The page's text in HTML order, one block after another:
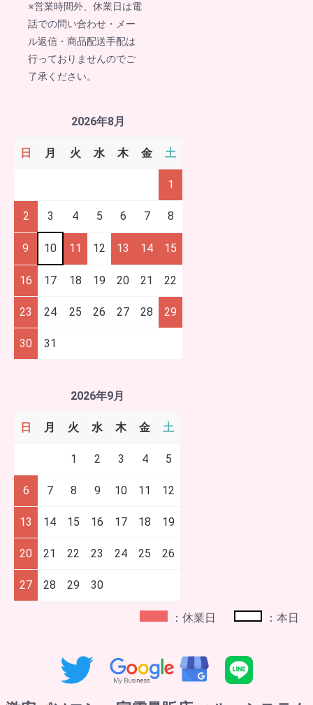
※営業時間外、休業日は電
話での問い合わせ・メー
ル返信・商品配送手配は
行っておりませんのでご
了承ください。
2026年8月
日 月 火 水 木 金 土
1
2 3 4 5 6 7 8
9 10 11 12 13 14 15
16 17 18 19 20 21 22
23 24 25 26 27 28 29
30 31
2026年9月
日 月 火 水 木 金 土
1 2 3 4 5
6 7 8 9 10 11 12
13 14 15 16 17 18 19
20 21 22 23 24 25 26
27 28 29 30
：休業日 ：本日